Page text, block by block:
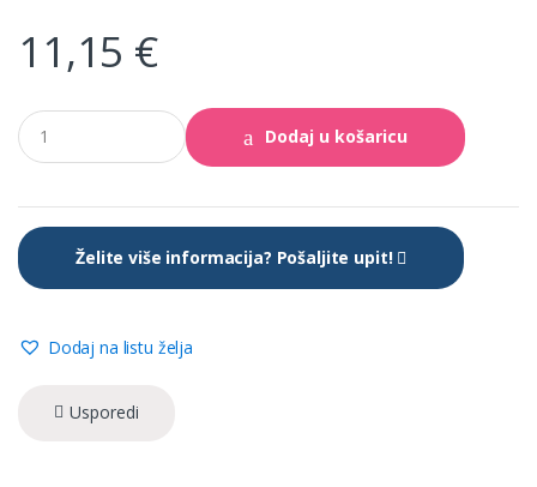
11,15 €
Set
za
podvodni
bazena
količina
Dodaj u košaricu
Želite više informacija? Pošaljite upit!
Dodaj na listu želja
Usporedi